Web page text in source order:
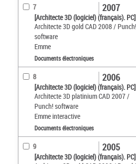
7
[Architecte 3D (logiciel) (français). PC]
Architecte 3D gold CAD 2008 / Punch!
software
Emme
2007
Documents électroniques
8
[Architecte 3D (logiciel) (français). PC]
Architecte 3D platinium CAD 2007 /
Punch! software
Emme interactive
2006
Documents électroniques
9
[Architecte 3D (logiciel) (français). PC]
2005